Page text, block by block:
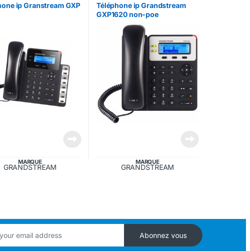
ip Granstream GXP
MARQUE
GRANDSTREAM
Téléphone ip Grandstream
GXP1620 non-poe
MARQUE
GRANDSTREAM
Abonnez vous